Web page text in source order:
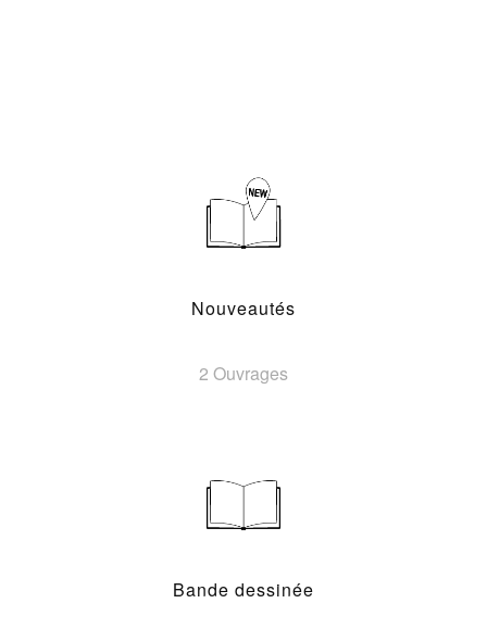
Nouveautés
2 Ouvrages
Bande dessinée